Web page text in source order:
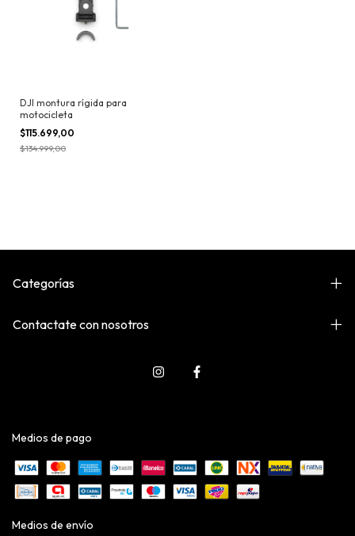
DJI montura rígida para
motocicleta
$115.699,00
$134.999,00
Categorías
Contactate con nosotros
Medios de pago
Medios de envío